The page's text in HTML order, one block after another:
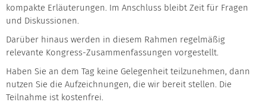
kompakte Erläuterungen. Im Anschluss bleibt Zeit für Fragen
und Diskussionen.
Darüber hinaus werden in diesem Rahmen regelmäßig
relevante Kongress-Zusammenfassungen vorgestellt.
Haben Sie an dem Tag keine Gelegenheit teilzunehmen, dann
nutzen Sie die Aufzeichnungen, die wir bereit stellen. Die
Teilnahme ist kostenfrei.